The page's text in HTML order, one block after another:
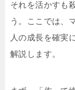
それを活かすも
う。ここでは、
人の成長を確実
解説します。